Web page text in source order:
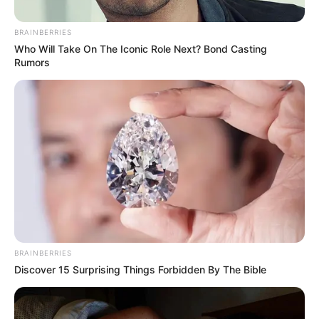
Posted
in
Friss hírek
2026- Dalai láma különleges
jóslata a 12 csillagjegynek !
bySzerző • January 11, 2026
BRAINBERRIES
Who Will Take On The Iconic Role Next? Bond Casting
Rumors
BRAINBERRIES
Discover 15 Surprising Things Forbidden By The Bible